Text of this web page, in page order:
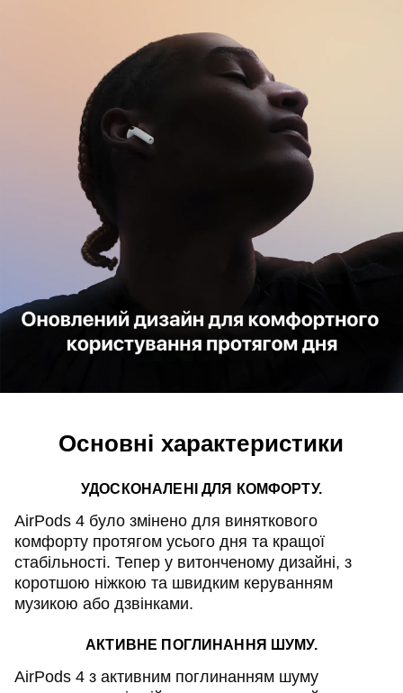
Основні характеристики
УДОСКОНАЛЕНІ ДЛЯ КОМФОРТУ.
AirPods 4 було змінено для виняткового
комфорту протягом усього дня та кращої
стабільності. Тепер у витонченому дизайні, з
коротшою ніжкою та швидким керуванням
музикою або дзвінками.
АКТИВНЕ ПОГЛИНАННЯ ШУМУ.
AirPods 4 з активним поглинанням шуму